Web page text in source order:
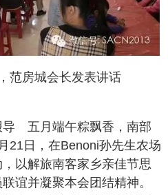
范房城会长发表讲话
导 五月端午粽飘香，南部
21日，在Benoni孙先生农场
以解旅南客家乡亲佳节思
谊并凝聚本会团结精神。